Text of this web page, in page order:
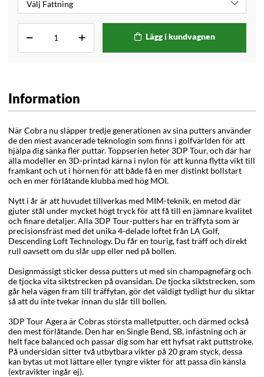
Lägg i kundvagnen
Information
När Cobra nu släpper tredje generationen av sina putters använder
de den mest avancerade teknologin som finns i golfvärlden för att
hjälpa dig sänka fler puttar. Toppserien heter 3DP Tour, och där har
alla modeller en 3D-printad kärna i nylon för att kunna flytta vikt till
framkant och ut i hörnen för att både få en mer distinkt bollstart
och en mer förlåtande klubba med hög MOI.
Nytt i år är att huvudet tillverkas med MIM-teknik, en metod där
gjuter stål under mycket högt tryck för att få till en jämnare kvalitet
och finare detaljer. Alla 3DP Tour-putters har en träffyta som är
precisionsfräst med det unika 4-delade loftet från LA Golf,
Descending Loft Technology. Du får en tourig, fast träff och direkt
rull oavsett om du slår upp eller ned på bollen.
Designmässigt sticker dessa putters ut med sin champagnefärg och
de tjocka vita siktstrecken på ovansidan. De tjocka siktstrecken, som
går hela vägen fram till träffytan, gör det väldigt tydligt hur du siktar
så att du inte tvekar innan du slår till bollen.
3DP Tour Agera är Cobras största malletputter, och därmed också
den mest förlåtande. Den har en Single Bend, SB, infästning och är
helt face balanced och passar dig som har ett hyfsat rakt puttstroke.
På undersidan sitter två utbytbara vikter på 20 gram styck, dessa
kan bytas ut mot lättare eller tyngre vikter för att passa din känsla
(extravikter ingår ej).